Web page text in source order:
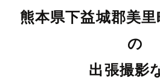
熊本県下益城郡美
の
出張撮影